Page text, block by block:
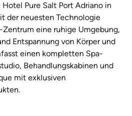
Pure Salt Port Adriano in
der neuesten Technologie
eine ruhige Umgebung,
Entspannung von Körper und
einen kompletten Spa-
Behandlungskabinen und
mit exklusiven